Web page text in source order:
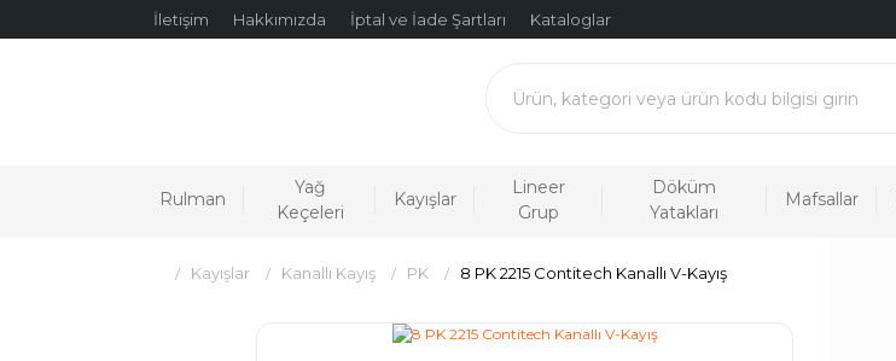
İletişim Hakkımızda İptal ve İade Şartları Kataloglar
Rulman
Yağ
Keçeleri
Kayışlar
Lineer
Grup
Döküm
Yatakları
Mafsallar
Kayışlar Kanallı Kayış PK 8 PK 2215 Contitech Kanallı V-Kayış